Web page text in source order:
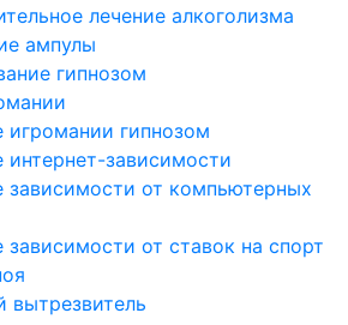
лечение алкоголизма
ампулы
гипнозом
игромании гипнозом
интернет-зависимости
зависимости от компьютерных
зависимости от ставок на спорт
вытрезвитель